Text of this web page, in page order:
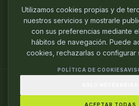
PASIÓN.
Utilizamos cookies propias y de
nuestros servicios y mostrarle
con sus preferencias mediante
hábitos de navegación. Puede
cookies, rechazarlas o configurar
POLÍTICA DE COOKIES
ACEPTAR TODAS